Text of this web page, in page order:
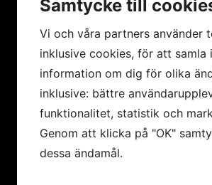
MENY
Hem
Konstnärer
Utställningar
Konstföreningar/Företag
Inbjudan
Samtycke till
Vi och våra partners använder
inklusive cookies, för att samla
information om dig för olika
inklusive: bättre
funktionalitet, statistik och
Genom att klicka på "OK"
dessa ändamål.